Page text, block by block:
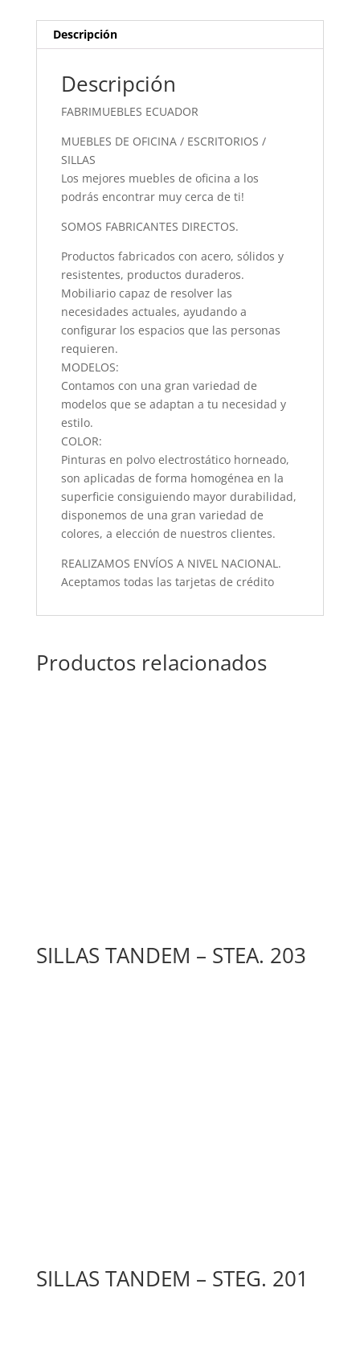
Descripción
Descripción
FABRIMUEBLES ECUADOR
MUEBLES DE OFICINA / ESCRITORIOS /
SILLAS
Los mejores muebles de oficina a los
podrás encontrar muy cerca de ti!
SOMOS FABRICANTES DIRECTOS.
Productos fabricados con acero, sólidos y
resistentes, productos duraderos.
Mobiliario capaz de resolver las
necesidades actuales, ayudando a
configurar los espacios que las personas
requieren.
MODELOS:
Contamos con una gran variedad de
modelos que se adaptan a tu necesidad y
estilo.
COLOR:
Pinturas en polvo electrostático horneado,
son aplicadas de forma homogénea en la
superficie consiguiendo mayor durabilidad,
disponemos de una gran variedad de
colores, a elección de nuestros clientes.
REALIZAMOS ENVÍOS A NIVEL NACIONAL.
Aceptamos todas las tarjetas de crédito
Productos relacionados
SILLAS TANDEM – STEA. 203
SILLAS TANDEM – STEG. 201